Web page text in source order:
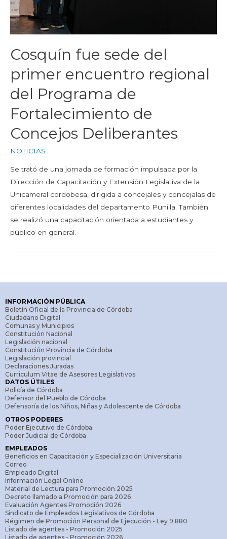
Cosquín fue sede del
primer encuentro regional
del Programa de
Fortalecimiento de
Concejos Deliberantes
NOTICIAS
Se trató de una jornada de formación impulsada por la
Dirección de Capacitación y Extensión Legislativa de la
Unicameral cordobesa, dirigida a concejales y concejalas de
diferentes localidades del departamento Punilla. También
se realizó una capacitación orientada a estudiantes y
público en general.
INFORMACIÓN PÚBLICA
Boletín Oficial de la Provincia de Córdoba
Ciudadano Digital
Comunas y Municipios
Constitución Nacional
Legislación nacional
Constitución Provincia de Córdoba
Legislación provincial
Declaraciones Juradas
Curriculum Vitae de Asesores Legislativos
DATOS ÚTILES
Policía de Córdoba
Defensor del Pueblo de Córdoba
Defensoría de los Niños, Niñas y Adolescente de Córdoba
OTROS PODERES
Poder Ejecutivo de Córdoba
Poder Judicial de Córdoba
EMPLEADOS
Beneficios en Capacitación y Especialización Universitaria
Correo
Empleado Digital
Información Legal Online
Material de Lectura para Promoción 2025
Decreto llamado a Promoción para 2026
Evaluación Agentes Promoción 2026
Sindicato de Empleados Legislativos de Córdoba
Régimen de Promoción Personal de Ejecución - Ley 9.880
Listado de agentes - Promoción 2025
Listado de agentes - Promoción 2026